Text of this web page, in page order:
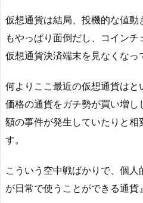
仮想通貨は結局、投機的な値
もやっぱり面倒だし、コイン
仮想通貨決済端末を見なくなっ
何よりここ最近の仮想通貨はと
価格の通貨をガチ勢が買い増し
額の事件が発生していたりと
す。
こういう空中戦ばかりで、個
が日常で使うことができる通貨